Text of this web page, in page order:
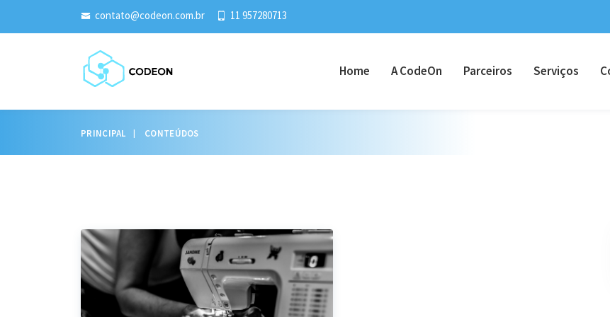
contato@codeon.com.br 11 957280713
Home A CodeOn Parceiros Serviços
PRINCIPAL CONTEÚDOS